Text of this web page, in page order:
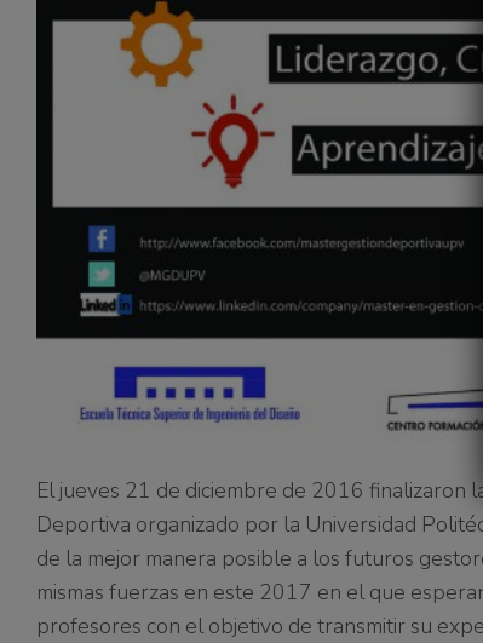
El jueves 21 de diciembre de 2016 finalizaron
Deportiva organizado por la Universidad
de la mejor manera posible a los futuros
mismas fuerzas en este 2017 en el que
profesores con el objetivo de transmitir su